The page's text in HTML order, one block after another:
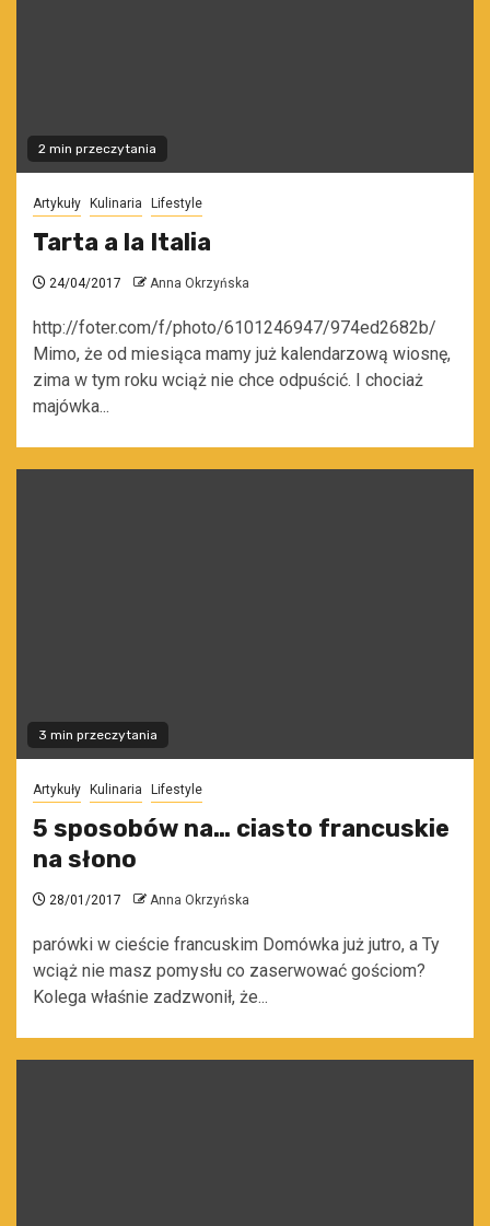
2 min przeczytania
Artykuły Kulinaria Lifestyle
Tarta a la Italia
24/04/2017 Anna Okrzyńska
http://foter.com/f/photo/6101246947/974ed2682b/
Mimo, że od miesiąca mamy już kalendarzową wiosnę,
zima w tym roku wciąż nie chce odpuścić. I chociaż
majówka...
3 min przeczytania
Artykuły Kulinaria Lifestyle
5 sposobów na… ciasto francuskie
na słono
28/01/2017 Anna Okrzyńska
parówki w cieście francuskim Domówka już jutro, a Ty
wciąż nie masz pomysłu co zaserwować gościom?
Kolega właśnie zadzwonił, że...